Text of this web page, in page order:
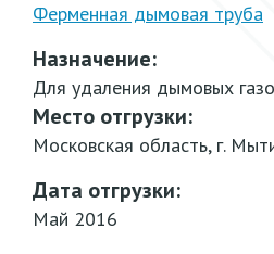
Ферменная дымовая труба
Назначение:
Для удаления дымовых
Место отгрузки:
Московская область, г.
Дата отгрузки:
Май 2016